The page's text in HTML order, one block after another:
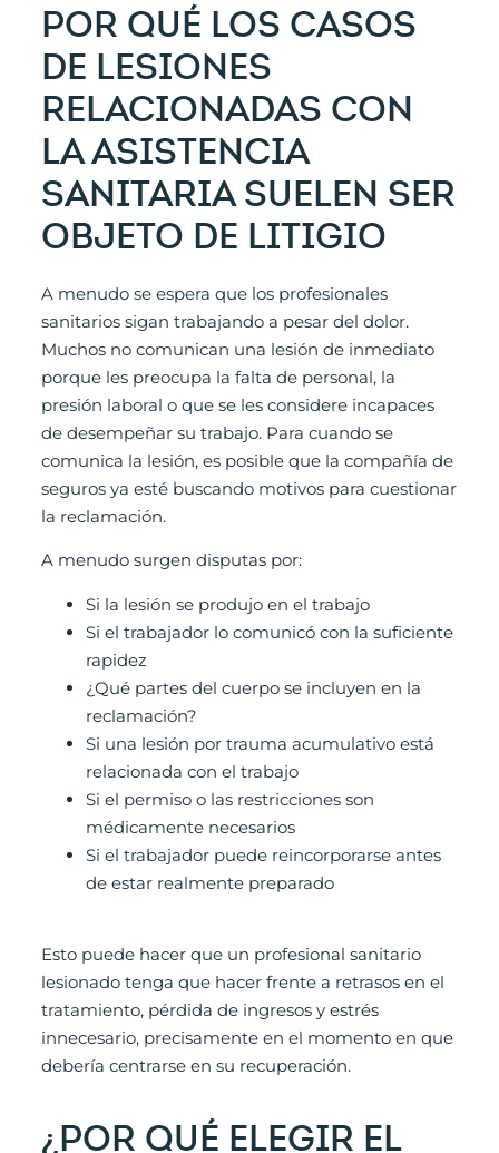
POR QUÉ LOS CASOS
DE LESIONES
RELACIONADAS CON
LA ASISTENCIA
SANITARIA SUELEN SER
OBJETO DE LITIGIO
A menudo se espera que los profesionales
sanitarios sigan trabajando a pesar del dolor.
Muchos no comunican una lesión de inmediato
porque les preocupa la falta de personal, la
presión laboral o que se les considere incapaces
de desempeñar su trabajo. Para cuando se
comunica la lesión, es posible que la compañía de
seguros ya esté buscando motivos para cuestionar
la reclamación.
A menudo surgen disputas por:
Si la lesión se produjo en el trabajo
Si el trabajador lo comunicó con la suficiente
rapidez
¿Qué partes del cuerpo se incluyen en la
reclamación?
Si una lesión por trauma acumulativo está
relacionada con el trabajo
Si el permiso o las restricciones son
médicamente necesarios
Si el trabajador puede reincorporarse antes
de estar realmente preparado
Esto puede hacer que un profesional sanitario
lesionado tenga que hacer frente a retrasos en el
tratamiento, pérdida de ingresos y estrés
innecesario, precisamente en el momento en que
debería centrarse en su recuperación.
¿POR QUÉ ELEGIR EL